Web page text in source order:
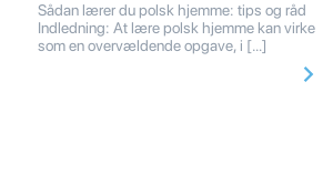
Sådan lærer du polsk hjemme: tips og råd
Indledning: At lære polsk hjemme kan virke
som en overvældende opgave, i […]